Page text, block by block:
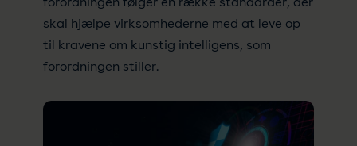
skal hjælpe virksomhederne med at leve op
til kravene om kunstig intelligens, som
forordningen stiller.